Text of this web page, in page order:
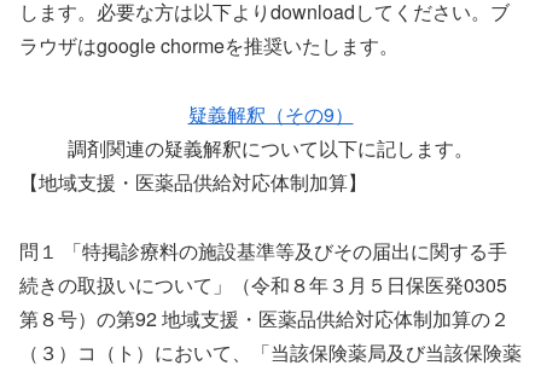
します。必要な方は以下よりdownloadしてください。ブ
ラウザはgoogle chormeを推奨いたします。
疑義解釈（その9）
調剤関連の疑義解釈について以下に記します。
【地域支援・医薬品供給対応体制加算】
問１ 「特掲診療料の施設基準等及びその届出に関する手
続きの取扱いについて」（令和８年３月５日保医発0305
第８号）の第92 地域支援・医薬品供給対応体制加算の２
（３）コ（ト）において、「当該保険薬局及び当該保険薬